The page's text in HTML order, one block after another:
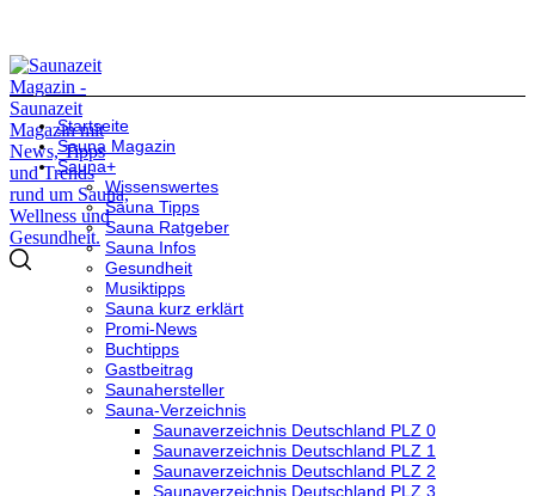
Startseite
Sauna Magazin
Sauna+
Wissenswertes
Sauna Tipps
Sauna Ratgeber
Sauna Infos
Gesundheit
Musiktipps
Sauna kurz erklärt
Promi-News
Buchtipps
Gastbeitrag
Saunahersteller
Sauna-Verzeichnis
Saunaverzeichnis Deutschland PLZ 0
Saunaverzeichnis Deutschland PLZ 1
Saunaverzeichnis Deutschland PLZ 2
Saunaverzeichnis Deutschland PLZ 3